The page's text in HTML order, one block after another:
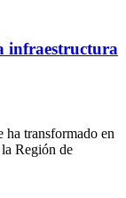
infraestructura
ha transformado en
Región de